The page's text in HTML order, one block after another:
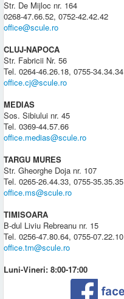
Str. De Mijloc nr. 164
0268-47.66.52, 0752-42.42.42
office@scule.ro
CLUJ-NAPOCA
Str. Fabricii Nr. 56
Tel. 0264-46.26.18, 0755-34.34.34
office.cj@scule.ro
MEDIAS
Sos. Sibiului nr. 45
Tel. 0369-44.57.66
office.medias@scule.ro
TARGU MURES
Str. Gheorghe Doja nr. 107
Tel. 0265-26.44.33, 0755-35.35.35
office.ms@scule.ro
TIMISOARA
B-dul Liviu Rebreanu nr. 15
Tel. 0256-47.80.64, 0755-07.22.10
office.tm@scule.ro
Luni-Vineri: 8:00-17:00